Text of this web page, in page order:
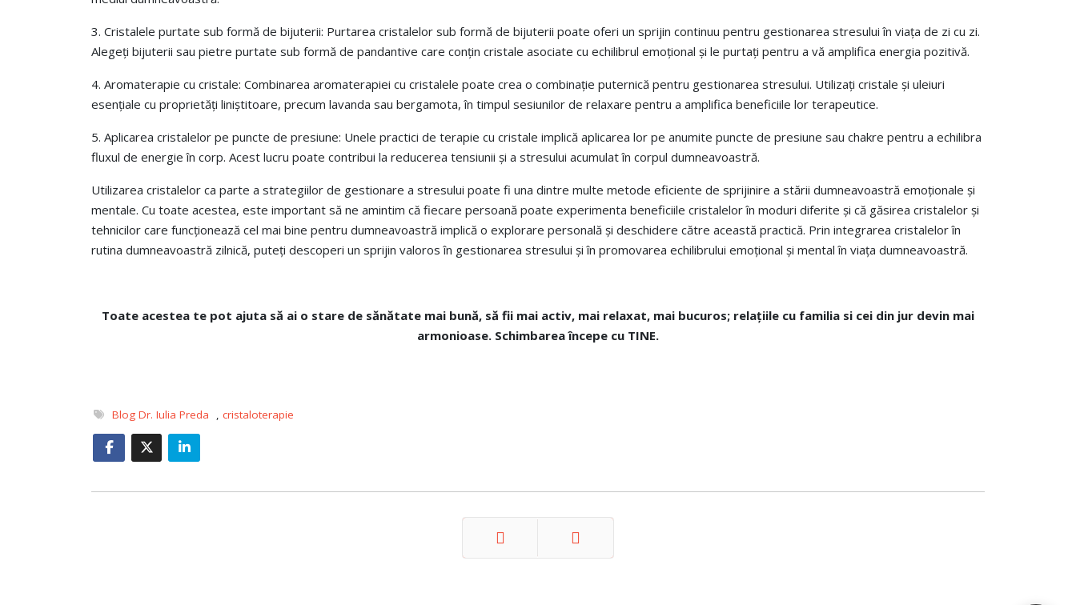
3. Cristalele purtate sub formă de bijuterii: Purtarea cristalelor sub formă de bijuterii poate oferi un sprijin continuu pentru gestionarea stresului în viața de zi cu zi.
Alegeți bijuterii sau pietre purtate sub formă de pandantive care conțin cristale asociate cu echilibrul emoțional și le purtați pentru a vă amplifica energia pozitivă.
4. Aromaterapie cu cristale: Combinarea aromaterapiei cu cristalele poate crea o combinație puternică pentru gestionarea stresului. Utilizați cristale și uleiuri
esențiale cu proprietăți liniștitoare, precum lavanda sau bergamota, în timpul sesiunilor de relaxare pentru a amplifica beneficiile lor terapeutice.
5. Aplicarea cristalelor pe puncte de presiune: Unele practici de terapie cu cristale implică aplicarea lor pe anumite puncte de presiune sau chakre pentru a echilibra
fluxul de energie în corp. Acest lucru poate contribui la reducerea tensiunii și a stresului acumulat în corpul dumneavoastră.
Utilizarea cristalelor ca parte a strategiilor de gestionare a stresului poate fi una dintre multe metode eficiente de sprijinire a stării dumneavoastră emoționale și
mentale. Cu toate acestea, este important să ne amintim că fiecare persoană poate experimenta beneficiile cristalelor în moduri diferite și că găsirea cristalelor și
tehnicilor care funcționează cel mai bine pentru dumneavoastră implică o explorare personală și deschidere către această practică. Prin integrarea cristalelor în
rutina dumneavoastră zilnică, puteți descoperi un sprijin valoros în gestionarea stresului și în promovarea echilibrului emoțional și mental în viața dumneavoastră.
Toate acestea te pot ajuta să ai o stare de sănătate mai bună, să fii mai activ, mai relaxat, mai bucuros; relațiile cu familia si cei din jur devin mai
armonioase. Schimbarea începe cu TINE.
Blog Dr. Iulia Preda , cristaloterapie